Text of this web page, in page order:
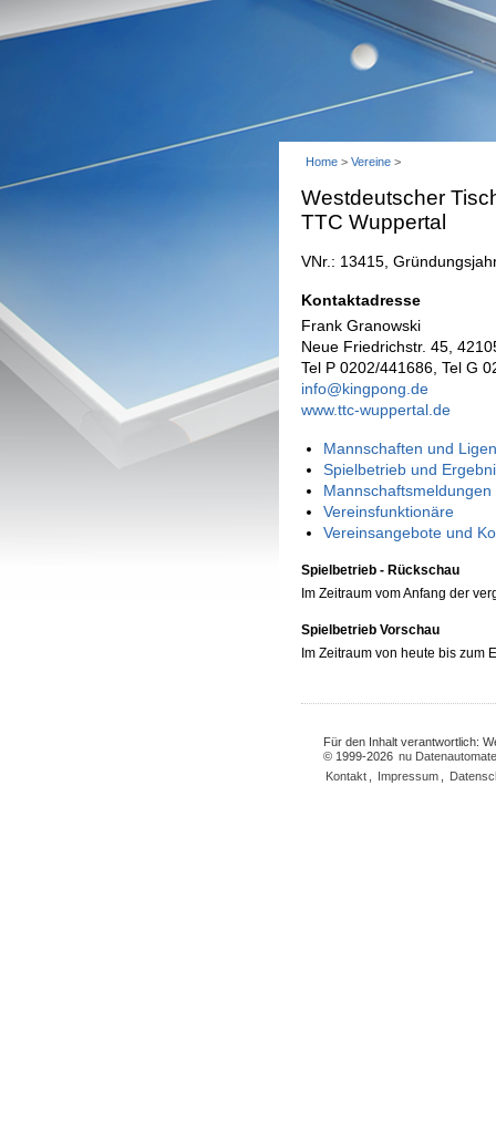
Home > Vereine >
Westdeutscher
TTC Wuppertal
VNr.: 13415,
Kontaktadresse
Frank Granowski
Neue Friedrichstr. 45,
Tel P 0202/441686, Tel G
info@kingpong.de
www.ttc-wuppertal.de
Mannschaften und
Spielbetrieb und
Vereinsfunktionäre
Vereinsangebote und
Spielbetrieb - Rückschau
Im Zeitraum vom Anfang der
Spielbetrieb Vorschau
Im Zeitraum von heute bis zum
Für den Inhalt verantwortlich:
© 1999-2026 nu
Kontakt
Impressum